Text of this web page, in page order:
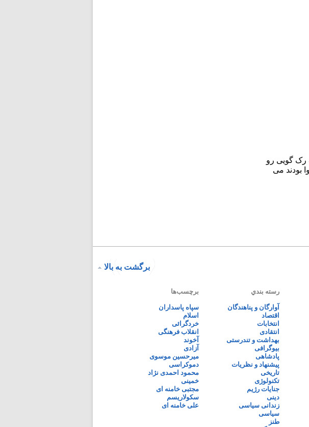
برگشت به بالا
رسته بندي
آوارگان و پناهندگان
اقتصاد
انتخابات
انتقادی
بهداشت و تندرستی
بیوگرافی
پادشاهی
پیشنهاد و نظریات
تاریخی
تکنولوژی
جنایات رژیم
دینی
زندانی سیاسی
سیاسی
طنز
برچسب‌ها
سپاه پاسداران
اسلام
خردگرائی
انقلاب فرهنگی
آخوند
آزادی
میرحسین موسوی
دموکراسی
محمود احمدی نژاد
خمینی
مجتبی خامنه ای
سکولاریسم
علی خامنه ای